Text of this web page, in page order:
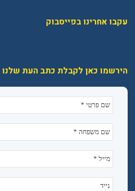
עקבו אחרינו בפייסבוק
הירשמו כאן לקבלת כתב העת שלנו